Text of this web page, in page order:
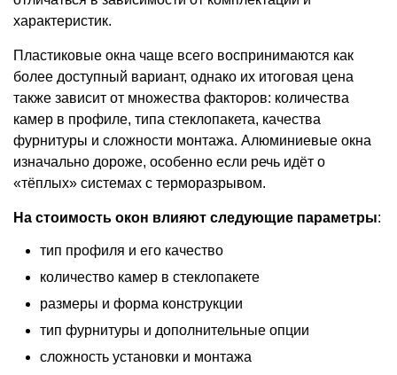
характеристик.
Пластиковые окна чаще всего воспринимаются как
более доступный вариант, однако их итоговая цена
также зависит от множества факторов: количества
камер в профиле, типа стеклопакета, качества
фурнитуры и сложности монтажа. Алюминиевые окна
изначально дороже, особенно если речь идёт о
«тёплых» системах с терморазрывом.
На стоимость окон влияют следующие параметры:
тип профиля и его качество
количество камер в стеклопакете
размеры и форма конструкции
тип фурнитуры и дополнительные опции
сложность установки и монтажа